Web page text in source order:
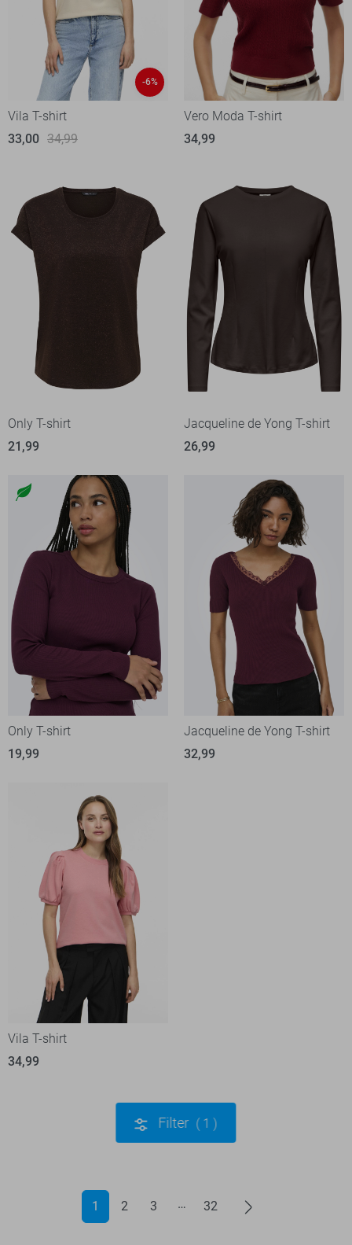
-6%
Vila T-shirt
33,00 34,99
Vero Moda T-shirt
34,99
Only T-shirt
21,99
Jacqueline de Yong T-shirt
26,99
Only T-shirt
19,99
Jacqueline de Yong T-shirt
32,99
Vila T-shirt
34,99
Filter 1
1 2 3 32